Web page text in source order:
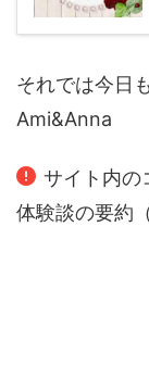
それでは今日
Ami&Anna
サイト内の
体験談の要約